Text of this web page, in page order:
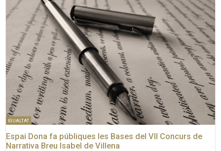
IGUALTAT
Espai Dona fa públiques les Bases del VII Concurs de
Narrativa Breu Isabel de Villena